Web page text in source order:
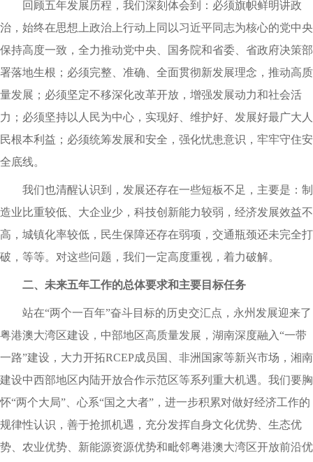
回顾五年发展历程，我们深刻体会到：必须旗帜鲜明讲政
治，始终在思想上政治上行动上同以习近平同志为核心的党中央
保持高度一致，全力推动党中央、国务院和省委、省政府决策部
署落地生根；必须完整、准确、全面贯彻新发展理念，推动高质
量发展；必须坚定不移深化改革开放，增强发展动力和社会活
力；必须坚持以人民为中心，实现好、维护好、发展好最广大人
民根本利益；必须统筹发展和安全，强化忧患意识，牢牢守住安
全底线。
我们也清醒认识到，发展还存在一些短板不足，主要是：制
造业比重较低、大企业少，科技创新能力较弱，经济发展效益不
高，城镇化率较低，民生保障还存在弱项，交通瓶颈还未完全打
破，等等。对这些问题，我们一定高度重视，着力破解。
二、未来五年工作的总体要求和主要目标任务
站在“两个一百年”奋斗目标的历史交汇点，永州发展迎来了
粤港澳大湾区建设，中部地区高质量发展，湖南深度融入“一带
一路”建设，大力开拓RCEP成员国、非洲国家等新兴市场，湘南
建设中西部地区内陆开放合作示范区等系列重大机遇。我们要胸
怀“两个大局”、心系“国之大者”，进一步积累对做好经济工作的
规律性认识，善于抢抓机遇，充分发挥自身文化优势、生态优
势、农业优势、新能源资源优势和毗邻粤港澳大湾区开放前沿优